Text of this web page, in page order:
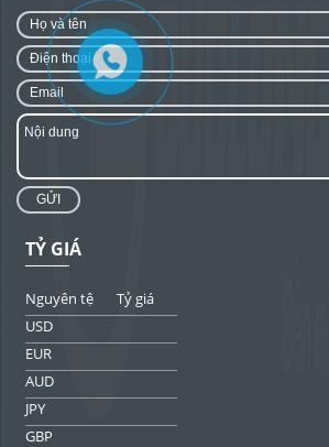
GỬI
TỶ GIÁ
Nguyên tệ
Tỷ giá
USD
EUR
AUD
JPY
GBP